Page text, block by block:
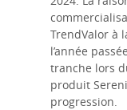
TrendValor à
l’année
tranche lors
produit
progression.